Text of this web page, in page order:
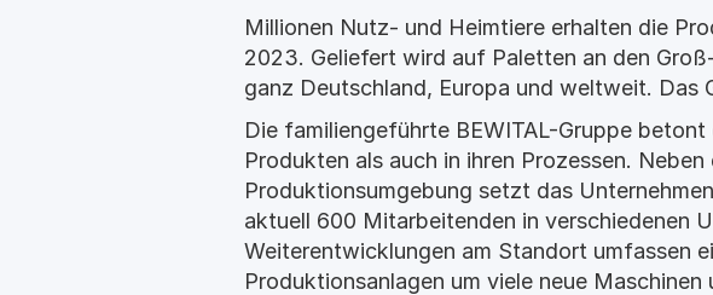
Millionen Nutz- und Heimtiere erhalten die
2023. Geliefert wird auf Paletten an den
ganz Deutschland, Europa und weltweit. Das
Die familiengeführte BEWITAL-Gruppe
Produkten als auch in ihren Prozessen.
Produktionsumgebung setzt das
aktuell 600 Mitarbeitenden in verschiedenen
Weiterentwicklungen am Standort umfassen
Produktionsanlagen um viele neue